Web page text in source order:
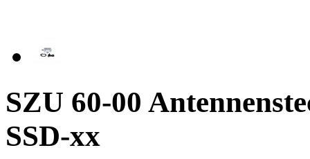
SZU 60-00
SSD-xx